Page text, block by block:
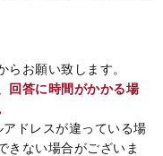
らお願い致します。
回答に時間がかかる場
ドレスが違っている場
きない場合がございま